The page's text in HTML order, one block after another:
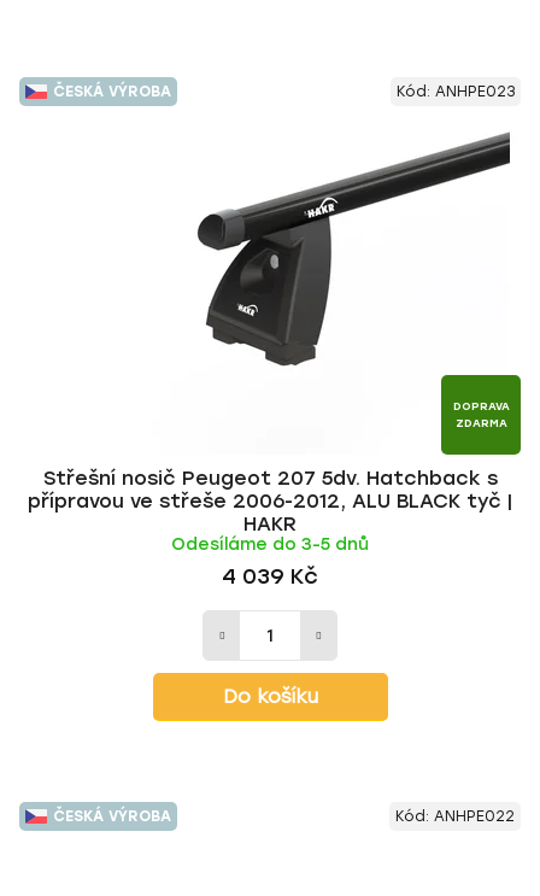
ČESKÁ VÝROBA
DOPRAVA
ZDARMA
Střešní nosič Peugeot 207 5dv. Hatchback s
přípravou ve střeše 2006-2012, ALU BLACK tyč |
HAKR
Odesíláme do 3-5 dnů
4 039 Kč
Do košíku
Kód: ANHPE023
ČESKÁ VÝROBA Kód: ANHPE022